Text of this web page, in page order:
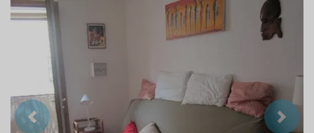
Précedent